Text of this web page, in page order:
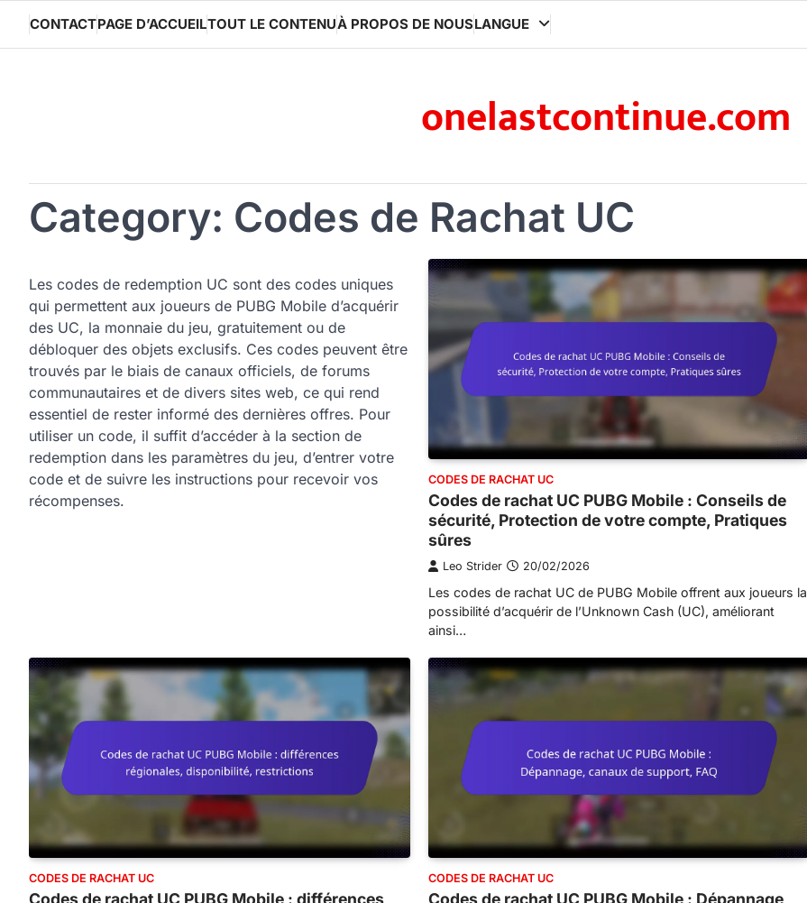
content
CONTACTPAGE D’ACCUEILTOUT LE CONTENUÀ PROPOS DE NOUSLANGUE
onelastcontinue.com
Category: Codes de Rachat UC
Les codes de redemption UC sont des codes uniques
qui permettent aux joueurs de PUBG Mobile d’acquérir
des UC, la monnaie du jeu, gratuitement ou de
débloquer des objets exclusifs. Ces codes peuvent être
trouvés par le biais de canaux officiels, de forums
communautaires et de divers sites web, ce qui rend
essentiel de rester informé des dernières offres. Pour
utiliser un code, il suffit d’accéder à la section de
redemption dans les paramètres du jeu, d’entrer votre
code et de suivre les instructions pour recevoir vos
récompenses.
CODES DE RACHAT UC
Codes de rachat UC PUBG Mobile : Conseils de
sécurité, Protection de votre compte, Pratiques
sûres
Leo Strider 20/02/2026
Les codes de rachat UC de PUBG Mobile offrent aux joueurs la
possibilité d’acquérir de l’Unknown Cash (UC), améliorant
ainsi…
CODES DE RACHAT UC
Codes de rachat UC PUBG Mobile : différences
CODES DE RACHAT UC
Codes de rachat UC PUBG Mobile : Dépannage,